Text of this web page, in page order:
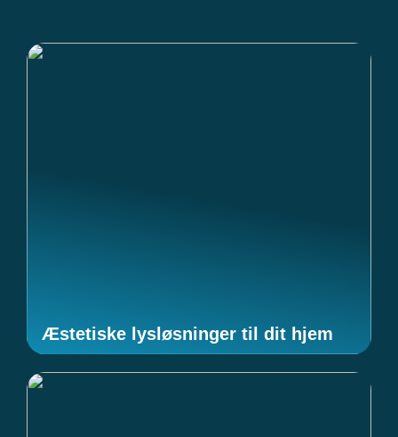
Æstetiske lysløsninger til dit hjem